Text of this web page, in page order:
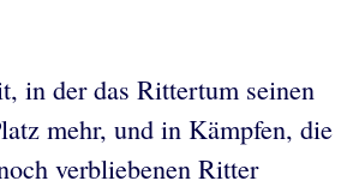
in der das Rittertum seinen
mehr, und in Kämpfen, die
verbliebenen Ritter